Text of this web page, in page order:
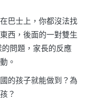
巴士上，你都沒法找
西，後面的一對雙生
問題，家長的反應
。
的孩子就能做到？為
？